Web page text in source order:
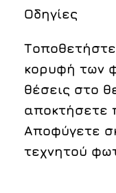
Οδηγίες
κορυφή των
θέσεις στο
αποκτήσετε
Αποφύγετε
τεχνητού